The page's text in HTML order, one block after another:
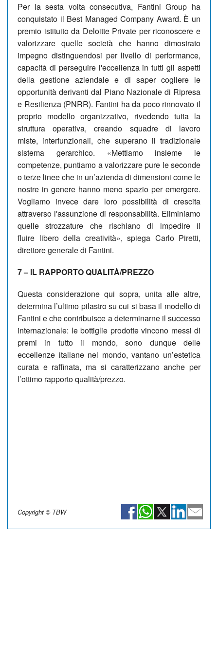
Per la sesta volta consecutiva, Fantini Group ha
conquistato il Best Managed Company Award. È un
premio istituito da Deloitte Private per riconoscere e
valorizzare quelle società che hanno dimostrato
impegno distinguendosi per livello di performance,
capacità di perseguire l'eccellenza in tutti gli aspetti
della gestione aziendale e di saper cogliere le
opportunità derivanti dal Piano Nazionale di Ripresa
e Resilienza (PNRR). Fantini ha da poco rinnovato il
proprio modello organizzativo, rivedendo tutta la
struttura operativa, creando squadre di lavoro
miste, interfunzionali, che superano il tradizionale
sistema gerarchico. «Mettiamo insieme le
competenze, puntiamo a valorizzare pure le seconde
o terze linee che in un’azienda di dimensioni come le
nostre in genere hanno meno spazio per emergere.
Vogliamo invece dare loro possibilità di crescita
attraverso l'assunzione di responsabilità. Eliminiamo
quelle strozzature che rischiano di impedire il
fluire libero della creatività», spiega Carlo Piretti,
direttore generale di Fantini.
7 – IL RAPPORTO QUALITÀ/PREZZO
Questa considerazione qui sopra, unita alle altre,
determina l’ultimo pilastro su cui si basa il modello di
Fantini e che contribuisce a determinarne il successo
internazionale: le bottiglie prodotte vincono messi di
premi in tutto il mondo, sono dunque delle
eccellenze italiane nel mondo, vantano un’estetica
curata e raffinata, ma si caratterizzano anche per
l’ottimo rapporto qualità/prezzo.
Copyright © TBW